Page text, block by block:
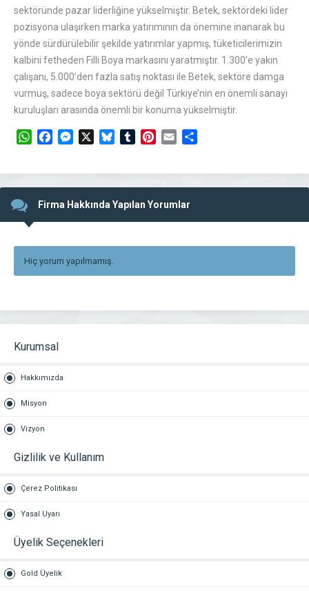
sektöründe pazar liderliğine yükselmiştir. Betek, sektördeki lider
pozisyona ulaşırken marka yatırımının da önemine inanarak bu
yönde sürdürülebilir şekilde yatırımlar yapmış, tüketicilerimizin
kalbini fetheden Filli Boya markasını yaratmıştır. 1.300’e yakın
çalışanı, 5.000’den fazla satış noktası ile Betek, sektöre damga
vurmuş, sadece boya sektörü değil Türkiye’nin en önemli sanayi
kuruluşları arasında önemli bir konuma yükselmiştir.
WhatsAppFacebookMessengerBlueskyTumblrPinterest
Email
Firma Hakkında Yapılan Yorumlar
Hiç yorum yapılmamış.
Kurumsal
Hakkımızda
Misyon
Vizyon
Gizlilik ve Kullanım
Çerez Politikası
Yasal Uyarı
Üyelik Seçenekleri
Gold Üyelik